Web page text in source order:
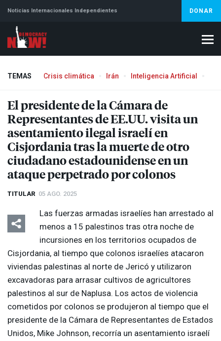
Noticias Internacionales Independientes DONAR
TEMAS Crisis climática Irán Inteligencia Artificial
El presidente de la Cámara de
Representantes de EE.UU. visita un
asentamiento ilegal israelí en
Cisjordania tras la muerte de otro
ciudadano estadounidense en un
ataque perpetrado por colonos
TITULAR 05 AGO. 2025
Las fuerzas armadas israelíes han arrestado al
menos a 15 palestinos tras otra noche de
incursiones en los territorios ocupados de
Cisjordania, al tiempo que colonos israelíes atacaron
viviendas palestinas al norte de Jericó y utilizaron
excavadoras para arrasar cultivos de agricultores
palestinos al sur de Naplusa. Los actos de violencia
cometidos por colonos se produjeron al tiempo que el
presidente de la Cámara de Representantes de Estados
Unidos, Mike Johnson, recorría un asentamiento israelí